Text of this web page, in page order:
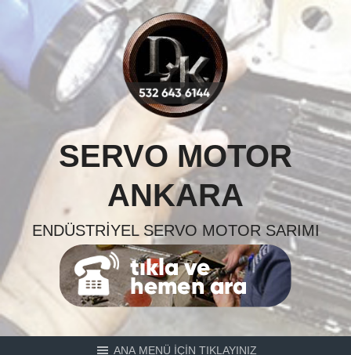
Skip
content
SERVO MOTOR
ANKARA
ENDÜSTRIYEL SERVO MOTOR SARIMI
ANA MENÜ İÇİN TIKLAYINIZ